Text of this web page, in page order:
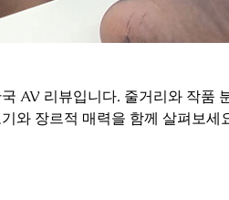
AV 리뷰입니다. 줄거리와 작품
와 장르적 매력을 함께 살펴보세